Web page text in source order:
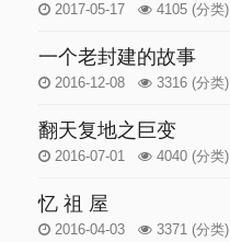
2017-05-17 4105 (分类)
一个老封建的故事
2016-12-08 3316 (分类)
翻天复地之巨变
2016-07-01 4040 (分类)
忆 祖 屋
2016-04-03 3371 (分类)